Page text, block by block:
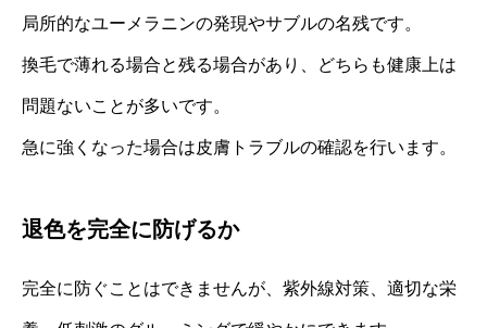
局所的なユーメラニンの発現やサブルの名残です。
換毛で薄れる場合と残る場合があり、どちらも健康上は
問題ないことが多いです。
急に強くなった場合は皮膚トラブルの確認を行います。
退色を完全に防げるか
完全に防ぐことはできませんが、紫外線対策、適切な栄